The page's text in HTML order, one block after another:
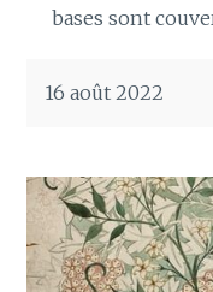
bases sont
16 août 2022